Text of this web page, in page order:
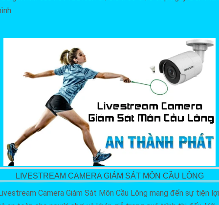
LIVESTREAM CAMERA GIÁM SÁT MÔN CẦU LÔNG
Camera Giám Sát Môn Cầu Lông mang đến sự tiện lợi